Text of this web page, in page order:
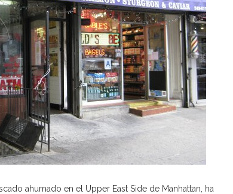
ahumado en el Upper East Side de Manhattan, ha